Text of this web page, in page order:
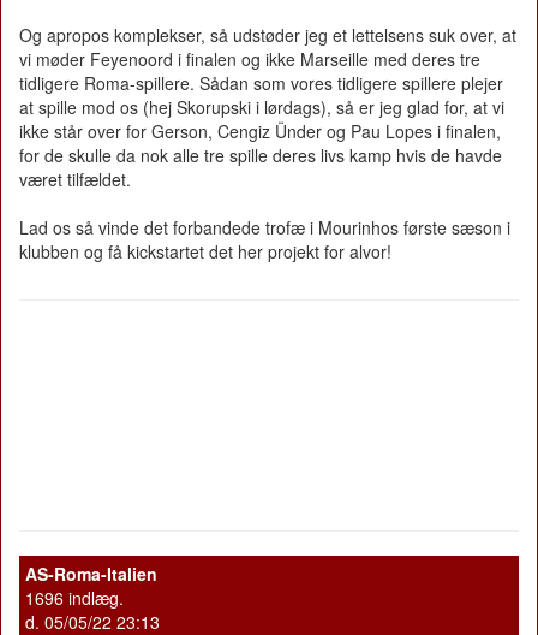
Og apropos komplekser, så udstøder jeg et lettelsens suk over, at
vi møder Feyenoord i finalen og ikke Marseille med deres tre
tidligere Roma-spillere. Sådan som vores tidligere spillere plejer
at spille mod os (hej Skorupski i lørdags), så er jeg glad for, at vi
ikke står over for Gerson, Cengiz Ünder og Pau Lopes i finalen,
for de skulle da nok alle tre spille deres livs kamp hvis de havde
været tilfældet.
Lad os så vinde det forbandede trofæ i Mourinhos første sæson i
klubben og få kickstartet det her projekt for alvor!
AS-Roma-Italien
1696 indlæg.
d. 05/05/22 23:13